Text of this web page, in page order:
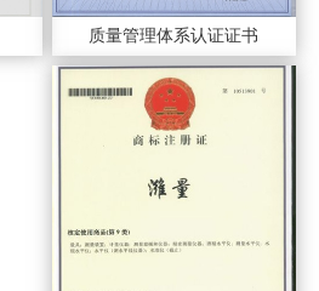
质量管理体系认证证书